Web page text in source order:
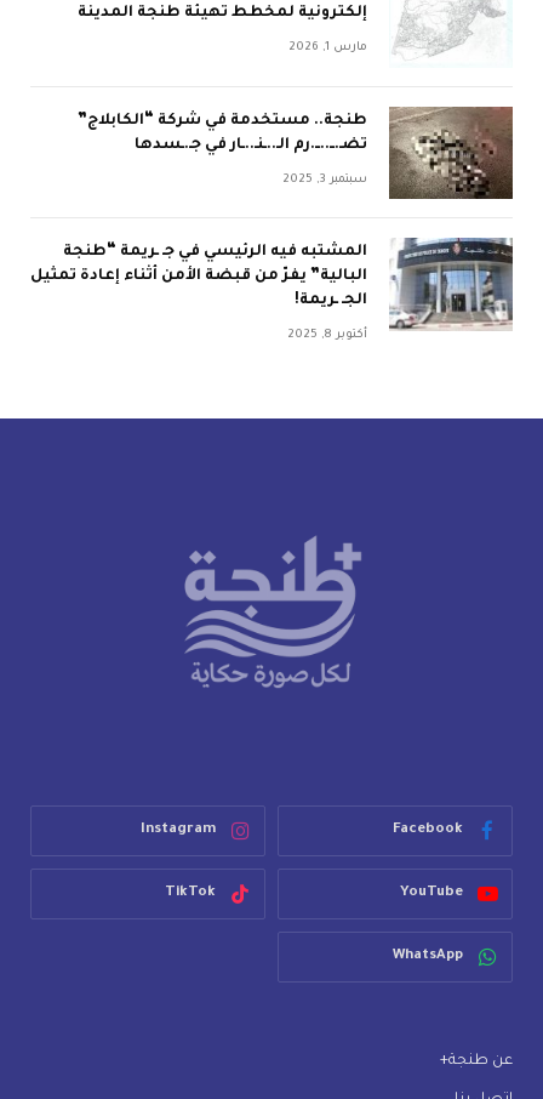
إلكترونية لمخطط تهيئة طنجة المدينة
مارس 1, 2026
طنجة.. مستخدمة في شركة “الكابلاج”
تضـ.ــ..ــ.رم الـ..ـنـ..ـار في جـ.ـسدها
سبتمبر 3, 2025
المشتبه فيه الرئيسي في جـ ـريمة “طنجة
البالية” يفرّ من قبضة الأمن أثناء إعادة تمثيل
الجـ ـريمة!
أكتوبر 8, 2025
Facebook
Instagram
YouTube
TikTok
WhatsApp
عن طنجة+